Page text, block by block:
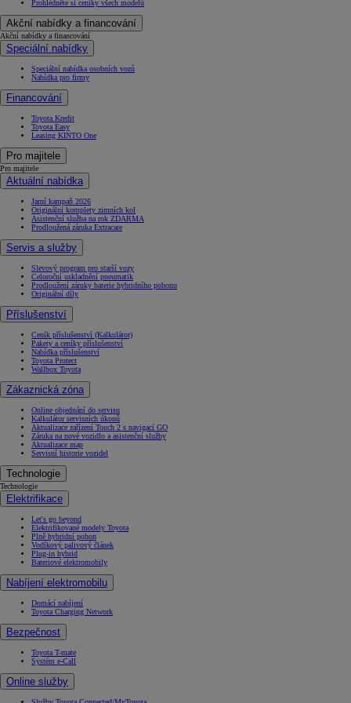
Prohlédněte si ceníky všech modelů
Akční nabídky a financování
Akční nabídky a financování
Speciální nabídky
Speciální nabídka osobních vozů
Nabídka pro firmy
Financování
Toyota Kredit
Toyota Easy
Leasing KINTO One
Pro majitele
Pro majitele
Aktuální nabídka
Jarní kampaň 2026
Originální komplety zimních kol
Asistenční služba na rok ZDARMA
Prodloužená záruka Extracare
Servis a služby
Slevový program pro starší vozy
Celoroční uskladnění pneumatik
Prodloužení záruky baterie hybridního pohonu
Originální díly
Příslušenství
Ceník příslušenství (Kalkulátor)
Pakety a ceníky příslušenství
Nabídka příslušenství
Toyota Protect
Wallbox Toyota
Zákaznická zóna
Online objednání do servisu
Kalkulátor servisních úkonů
Aktualizace zařízení Touch 2 s navigací GO
Záruka na nové vozidlo a asistenční služby
Aktualizace map
Servisní historie vozidel
Technologie
Technologie
Elektrifikace
Let's go beyond
Elektrifikované modely Toyota
Plně hybridní pohon
Vodíkový palivový článek
Plug-in hybrid
Bateriové elektromobily
Nabíjení elektromobilu
Domácí nabíjení
Toyota Charging Network
Bezpečnost
Toyota T-mate
Systém e-Call
Online služby